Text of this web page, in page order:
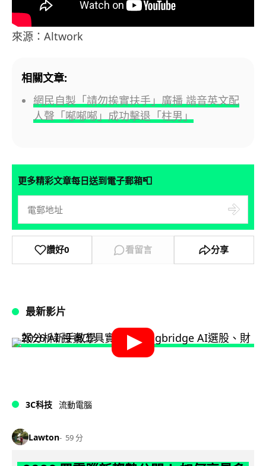
來源：Altwork
相關文章:
網民自製「請勿挨實扶手」廣播 諧音英文配
人聲「喐喐喐」成功擊退「柱男」
更多精彩文章每日送到電子郵箱📮
讚好0 看留言 分享
最新影片
3C科技 流動電腦
Lawton 59 分